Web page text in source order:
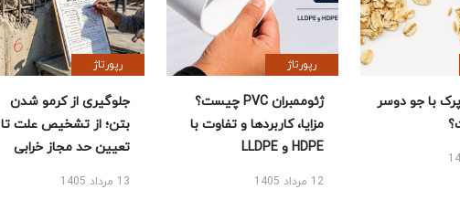
با جو دوسر
رپورتاژ
ژئوممبران PVC چیست؟
مزایا، کاربردها و تفاوت با
HDPE و LLDPE
12 مرداد 1405
رپورتاژ
جلوگیری از کرمو شدن
بتن؛ از تشخیص علت تا
تعیین حد مجاز خرابی
13 مرداد 1405